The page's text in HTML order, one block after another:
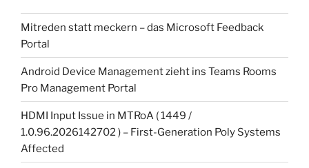
Mitreden statt meckern – das Microsoft Feedback
Portal
Android Device Management zieht ins Teams Rooms
Pro Management Portal
HDMI Input Issue in MTRoA ( 1449 /
1.0.96.2026142702 ) – First-Generation Poly Systems
Affected